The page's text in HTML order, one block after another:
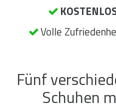
Volle
Fünf
Schuhen